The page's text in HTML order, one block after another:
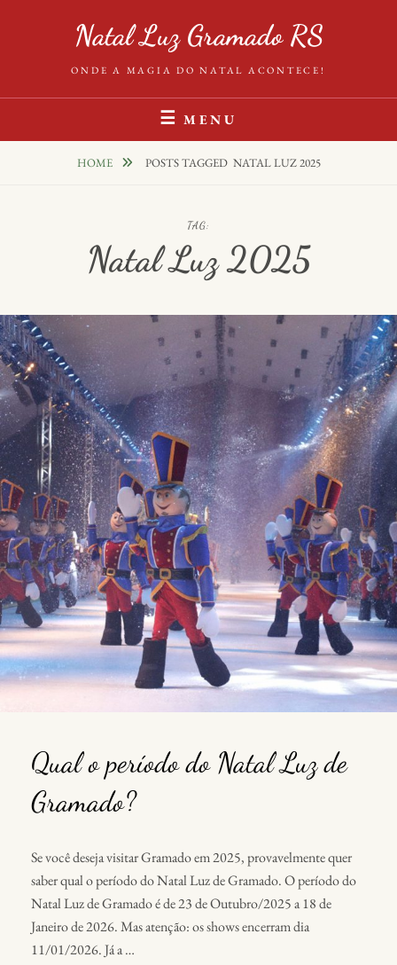
Natal Luz Gramado RS
ONDE A MAGIA DO NATAL ACONTECE!
MENU
HOME POSTS TAGGED NATAL LUZ 2025
TAG:
Natal Luz 2025
Qual o período do Natal Luz de
Gramado?
Se você deseja visitar Gramado em 2025, provavelmente quer
saber qual o período do Natal Luz de Gramado. O período do
Natal Luz de Gramado é de 23 de Outubro/2025 a 18 de
Janeiro de 2026. Mas atenção: os shows encerram dia
11/01/2026. Já a …